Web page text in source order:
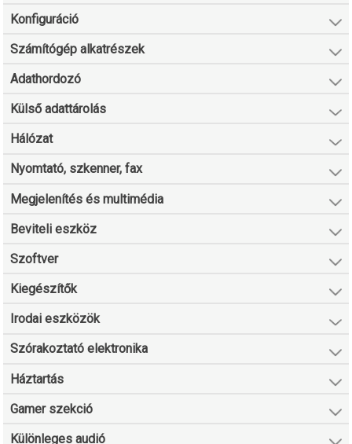
Konfiguráció
Számítógép alkatrészek
Adathordozó
Külső adattárolás
Hálózat
Nyomtató, szkenner, fax
Megjelenítés és multimédia
Beviteli eszköz
Szoftver
Kiegészítők
Irodai eszközök
Szórakoztató elektronika
Háztartás
Gamer szekció
Különleges audió